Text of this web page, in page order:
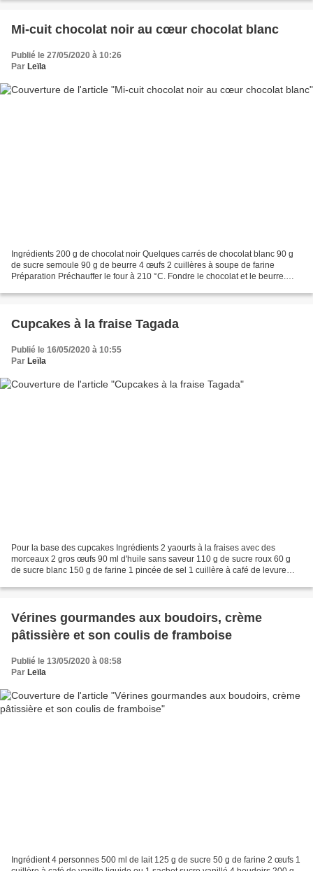
Mi-cuit chocolat noir au cœur chocolat blanc
Publié le 27/05/2020 à 10:26
Par Leïla
Ingrédients 200 g de chocolat noir Quelques carrés de chocolat blanc 90 g
de sucre semoule 90 g de beurre 4 œufs 2 cuillères à soupe de farine
Préparation Préchauffer le four à 210 °C. Fondre le chocolat et le beurre.
Cupcakes à la fraise Tagada
Publié le 16/05/2020 à 10:55
Par Leïla
Pour la base des cupcakes Ingrédients 2 yaourts à la fraises avec des
morceaux 2 gros œufs 90 ml d'huile sans saveur 110 g de sucre roux 60 g
de sucre blanc 150 g de farine 1 pincée de sel 1 cuillère à café de levure
Vérines gourmandes aux boudoirs, crème
pâtissière et son coulis de framboise
Publié le 13/05/2020 à 08:58
Par Leïla
Ingrédient 4 personnes 500 ml de lait 125 g de sucre 50 g de farine 2 œufs 1